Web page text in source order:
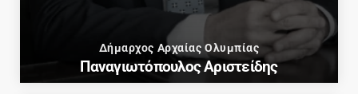
Δήμαρχος Αρχαίας Ολυμπίας
Παναγιωτόπουλος Αριστείδης